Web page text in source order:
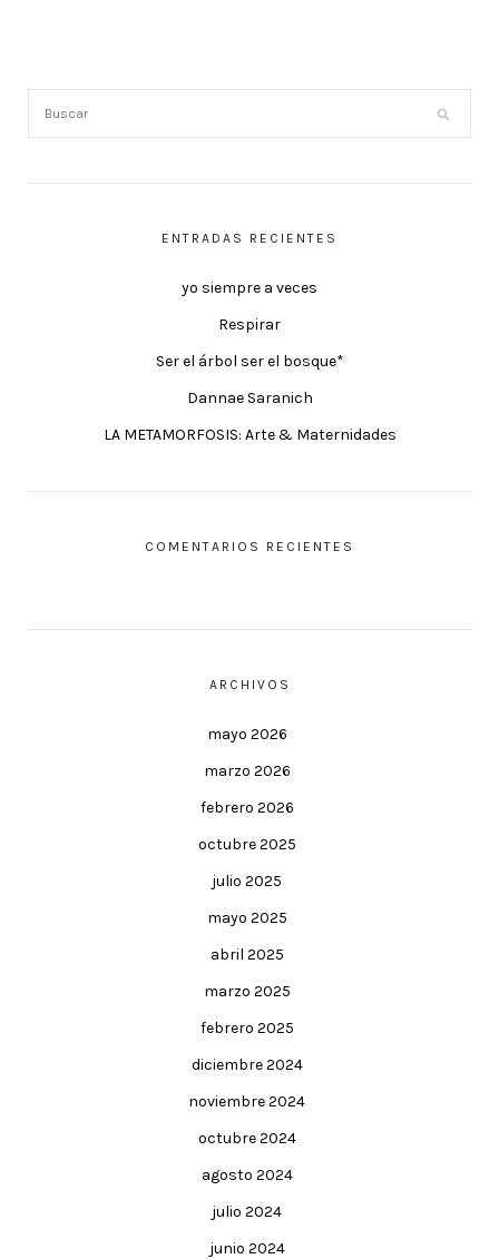
ENTRADAS RECIENTES
yo siempre a veces
Respirar
Ser el árbol ser el bosque*
Dannae Saranich
LA METAMORFOSIS: Arte & Maternidades
COMENTARIOS RECIENTES
ARCHIVOS
mayo 2026
marzo 2026
febrero 2026
octubre 2025
julio 2025
mayo 2025
abril 2025
marzo 2025
febrero 2025
diciembre 2024
noviembre 2024
octubre 2024
agosto 2024
julio 2024
junio 2024